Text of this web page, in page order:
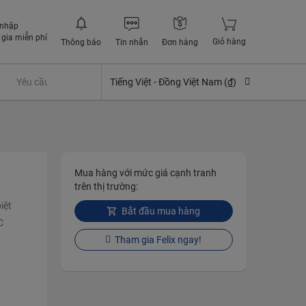
miễn phí
Thông báo Tin nhắn Đơn hàng Giỏ hàng
Yêu cầu quyền lợi bảo hiểmTiếng Việt -Đồng Việt Nam (₫)
Mua hàng với mức giá cạnh tranh
trên thị trường:
Bắt đầu mua hàng
Tham gia Felix ngay!